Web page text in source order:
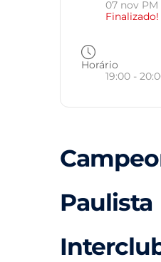
07 nov PM
Finalizado!
Horário
19:00 -
Paulista